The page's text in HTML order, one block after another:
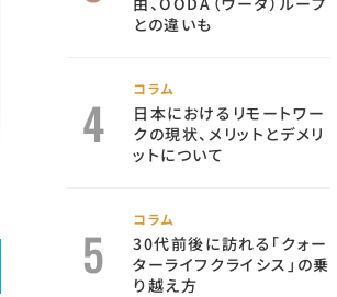
との違いも
コラム
日本におけるリモートワー
クの現状、メリットとデメリ
ットについて
コラム
30代前後に訪れる「クォー
ターライフクライシス」の乗
り越え方